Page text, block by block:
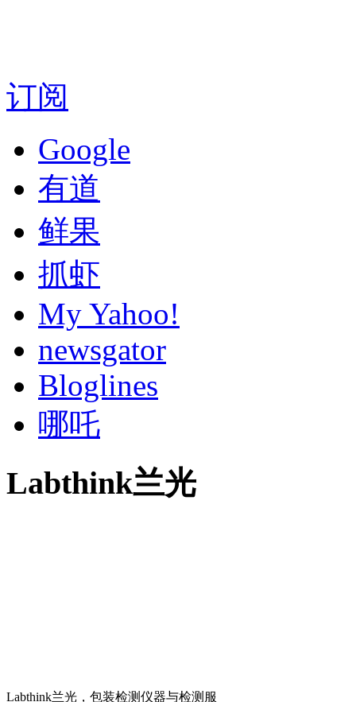
订阅
Google
有道
鲜果
抓虾
My Yahoo!
newsgator
Bloglines
哪吒
Labthink兰光
Labthink兰光，包装检测仪器与检测服